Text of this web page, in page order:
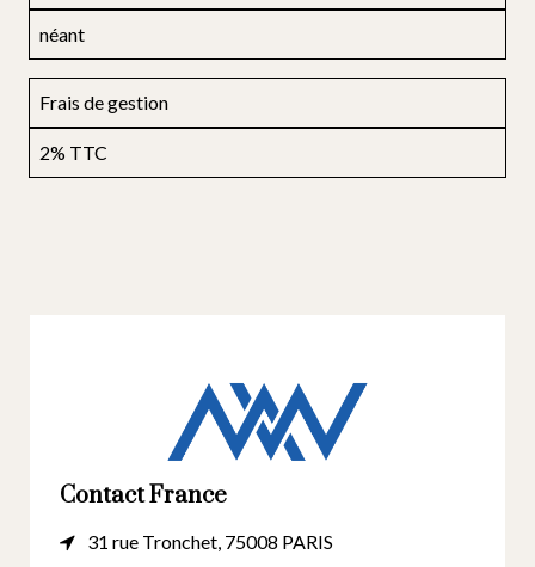
néant
Frais de gestion
2% TTC
Contact France
31 rue Tronchet, 75008 PARIS